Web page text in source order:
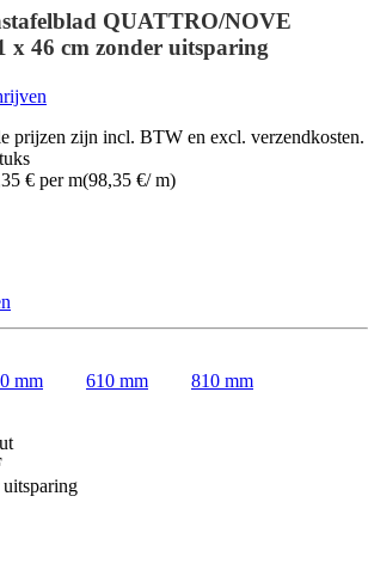
QUATTRO/NOVE
x 46 cm zonder uitsparing
zijn incl. BTW en excl. verzendkosten.
€ per m(98,35 €/ m)
mm 610 mm
810 mm